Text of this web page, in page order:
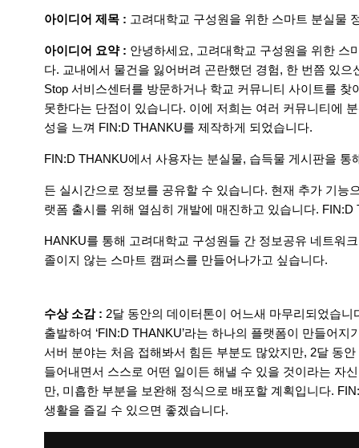
아이디어 제목 : 고려대학교 구성원을 위한 스마트 분실물
아이디어 요약 : 안녕하세요, 고려대학교 구성원을 위한 스
다. 교내에서 물건을 잃어버려 곤란했던 경험, 한 번쯤 있
Stop 서비스센터를 방문하거나 학교 커뮤니티 사이트를
못한다는 단점이 있습니다. 이에 저희는 여러 커뮤니티에
성을 느껴 FIN:D THANKU를 제작하게 되었습니다.
FIN:D THANKU에서 사용자는 분실물, 습득물 게시판을 통
든 실시간으로 정보를 공유할 수 있습니다. 현재 추가 기능
랫폼 출시를 위해 열심히 개발에 매진하고 있습니다. FIN:D
HANKU를 통해 고려대학교 구성원들 간 정보공유 네트워
졸이지 않는 스마트 캠퍼스를 만들어나가고 싶습니다.
수상 소감 : 2달 동안의 데이터톤이 어느새 마무리되었습니
출발하여 ‘FIN:D THANKU’라는 하나의 플랫폼이 만들어
서버 분야는 처음 접해봐서 힘든 부분도 많았지만, 2달 동
들어내면서 스스로 어떤 일이든 해낼 수 있을 것이라는 자
만, 미흡한 부분을 보완해 정식으로 배포할 계획입니다.
생활을 즐길 수 있으면 좋겠습니다.